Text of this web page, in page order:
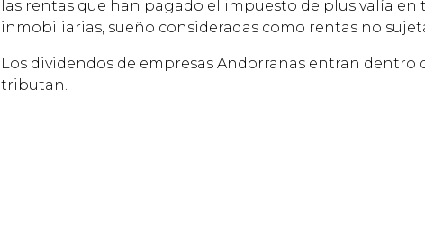
las rentas que han pagado el impuesto de plus valía
inmobiliarias, sueño consideradas como rentas no
Los dividendos de empresas Andorranas entran dentro
tributan.